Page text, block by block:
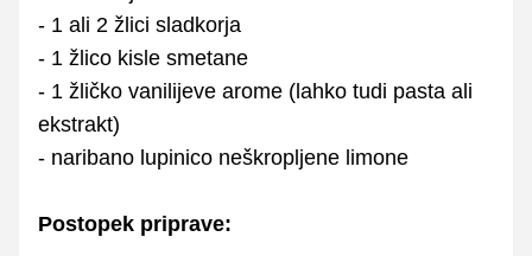
- 1 ali 2 žlici sladkorja
- 1 žlico kisle smetane
- 1 žličko vanilijeve arome (lahko tudi pasta ali
ekstrakt)
- naribano lupinico neškropljene limone
Postopek priprave: